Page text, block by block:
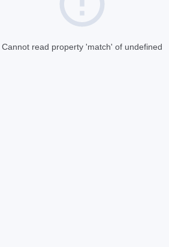
Cannot read property 'match' of undefined